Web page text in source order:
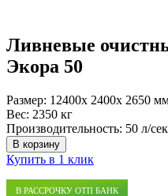
Ливневые
Экора 50
Размер: 12400x 2400x 2650
Вес: 2350 кг
Производительность: 50 л/сек
В корзину
Купить в 1 клик
В РАССРОЧКУ ОТП БАНК